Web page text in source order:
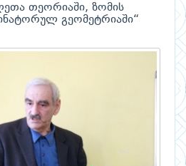
თეორიაში, ზომის
გეომეტრიაში“